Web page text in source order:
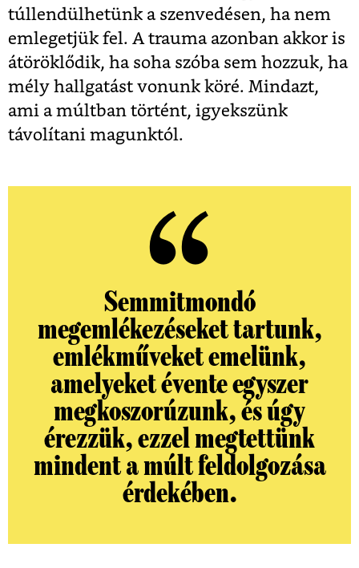
túllendülhetünk a szenvedésen, ha nem
emlegetjük fel. A trauma azonban akkor is
átöröklődik, ha soha szóba sem hozzuk, ha
mély hallgatást vonunk köré. Mindazt,
ami a múltban történt, igyekszünk
távolítani magunktól.
Semmitmondó
megemlékezéseket tartunk,
emlékműveket emelünk,
amelyeket évente egyszer
megkoszorúzunk, és úgy
érezzük, ezzel megtettünk
mindent a múlt feldolgozása
érdekében.